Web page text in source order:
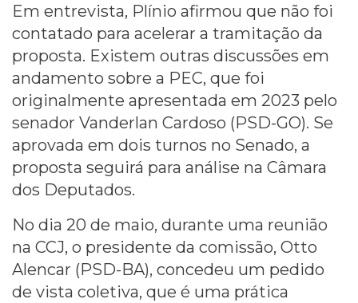
Em entrevista, Plínio afirmou que não foi
contatado para acelerar a tramitação da
proposta. Existem outras discussões em
andamento sobre a PEC, que foi
originalmente apresentada em 2023 pelo
senador Vanderlan Cardoso (PSD-GO). Se
aprovada em dois turnos no Senado, a
proposta seguirá para análise na Câmara
dos Deputados.
No dia 20 de maio, durante uma reunião
na CCJ, o presidente da comissão, Otto
Alencar (PSD-BA), concedeu um pedido
de vista coletiva, que é uma prática